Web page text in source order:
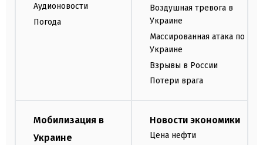
Аудионовости
Погода
Воздушная тревога в
Украине
Массированная атака по
Украине
Взрывы в России
Потери врага
Мобилизация в
Украине
Новости экономики
Цена нефти